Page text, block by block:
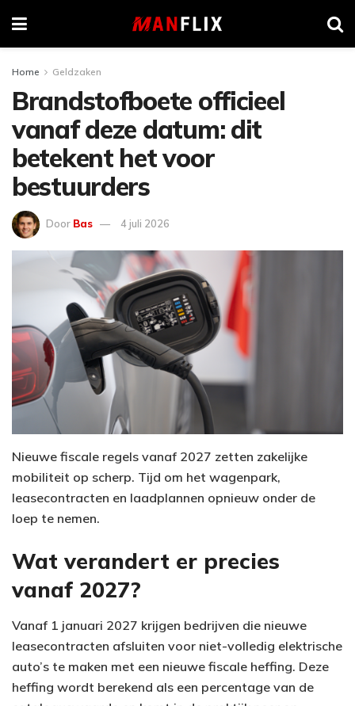
Home Geldzaken
Brandstofboete officieel
vanaf deze datum: dit
betekent het voor
bestuurders
Door Bas 4 juli 2026
Nieuwe fiscale regels vanaf 2027 zetten zakelijke
mobiliteit op scherp. Tijd om het wagenpark,
leasecontracten en laadplannen opnieuw onder de
loep te nemen.
Wat verandert er precies
vanaf 2027?
Vanaf 1 januari 2027 krijgen bedrijven die nieuwe
leasecontracten afsluiten voor niet-volledig elektrische
auto’s te maken met een nieuwe fiscale heffing. Deze
heffing wordt berekend als een percentage van de